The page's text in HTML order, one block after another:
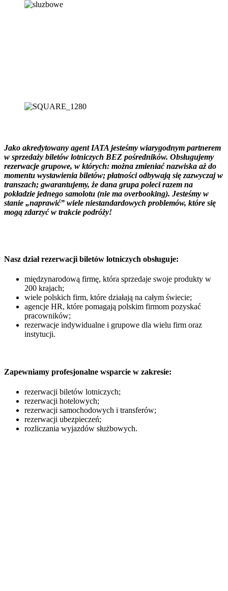
Jako akredytowany agent IATA jesteśmy wiarygodnym partnerem
w sprzedaży biletów lotniczych BEZ pośredników. Obsługujemy
rezerwacje grupowe, w których: można zmieniać nazwiska aż do
momentu wystawienia biletów; płatności odbywają się zazwyczaj w
transzach; gwarantujemy, że dana grupa poleci razem na
pokładzie jednego samolotu (nie ma overbooking). Jesteśmy w
stanie „naprawić” wiele niestandardowych problemów, które się
mogą zdarzyć w trakcie podróży!
Nasz dział rezerwacji biletów lotniczych obsługuje:
międzynarodową firmę, która sprzedaje swoje produkty w
200 krajach;
wiele polskich firm, które działają na całym świecie;
agencje HR, które pomagają polskim firmom pozyskać
pracowników;
rezerwacje indywidualne i grupowe dla wielu firm oraz
instytucji.
Zapewniamy profesjonalne wsparcie w zakresie:
rezerwacji biletów lotniczych;
rezerwacji hotelowych;
rezerwacji samochodowych i transferów;
rezerwacji ubezpieczeń;
rozliczania wyjazdów służbowych.